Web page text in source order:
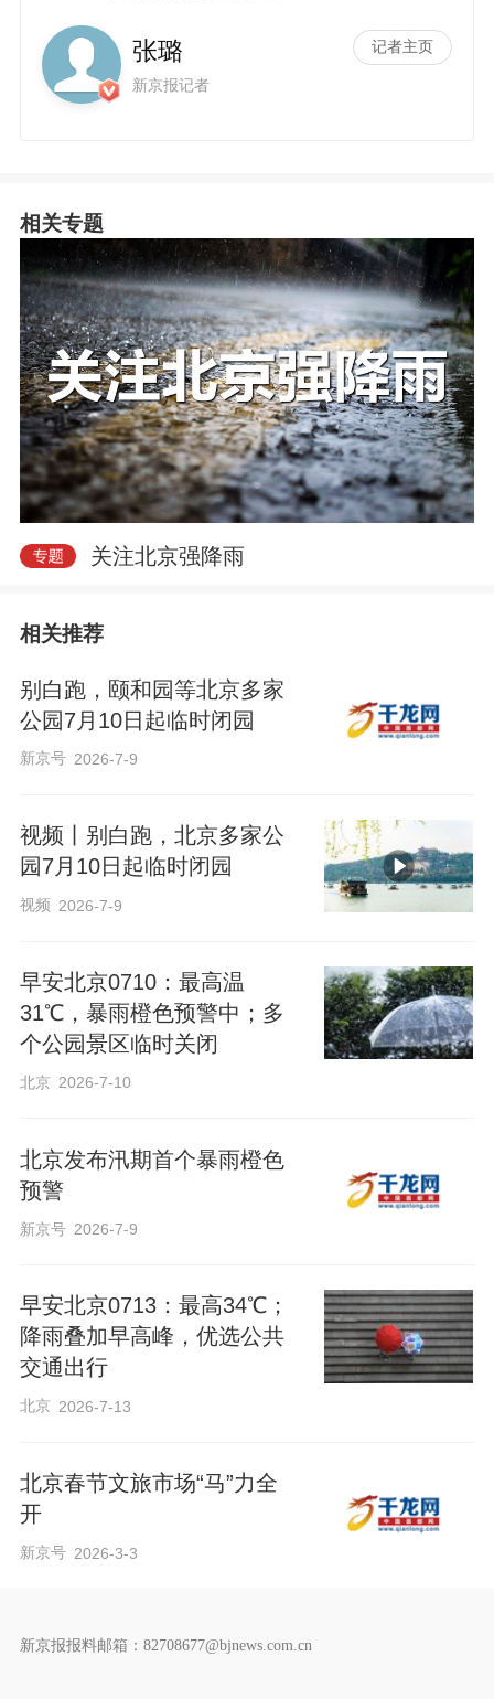
张璐
新京报记者
记者主页
相关专题
关注北京强降雨
相关推荐
别白跑，颐和园等北京多家
公园7月10日起临时闭园
新京号 2026-7-9
视频丨别白跑，北京多家公
园7月10日起临时闭园
视频 2026-7-9
早安北京0710：最高温
31℃，暴雨橙色预警中；多
个公园景区临时关闭
北京 2026-7-10
北京发布汛期首个暴雨橙色
预警
新京号 2026-7-9
早安北京0713：最高34℃；
降雨叠加早高峰，优选公共
交通出行
北京 2026-7-13
北京春节文旅市场“马”力全
开
新京号 2026-3-3
新京报报料邮箱：82708677@bjnews.com.cn